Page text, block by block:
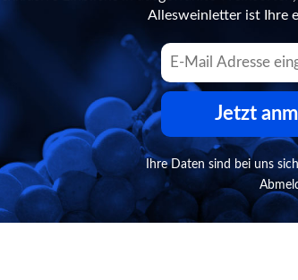
Allesweinletter ist Ihre
Jetzt
Ihre Daten sind bei uns